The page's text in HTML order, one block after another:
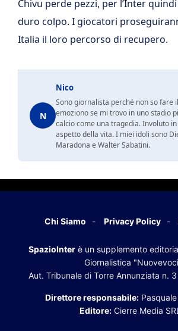
Chivu perde pezzi, per l’Inter
duro colpo. I giocatori
Italia il loro percorso di recupero.
N
Nico
Sono giornalista perché non so fare
emoziono se mi trovo in uno stadio
calcio come una tragedia. Involuto
aspetto della vita. I miei idoli sono
Maradona e Walter Sabatini.
Chi Siamo Privacy Policy
SpazioInter è un supplemento
Giornalistica
Aut. Tribunale di Torre Annunziata n.
Direttore responsabile:
Editore: Cierre Media